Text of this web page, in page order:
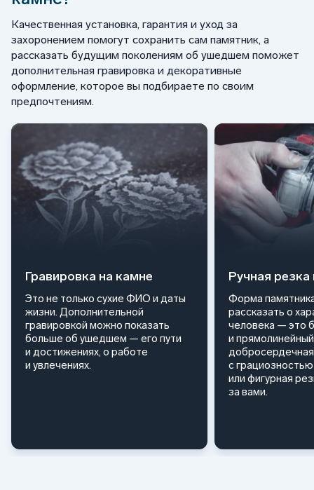
Качественная установка, гарантия и уход за
захоронением помогут сохранить сам памятник, а
рассказать будущим поколениям об ушедшем поможет
дополнительная гравировка и декоративные
оформление, которое вы подбираете по своим
предпочтениям.
Гравировка на камне
Это не только сухие ФИО и даты
жизни. Дополнительной
гравировкой можно показать
больше об ушедшем — его пути
и достижениях, о работе
и увлечениях.
Ручная
Форма
рассказать о
человека — это
и
с
или фигурная
за вами.